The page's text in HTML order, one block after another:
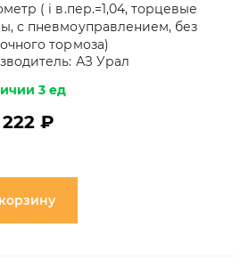
( i в.пер.=1,04, торцевые
с пневмоуправлением, без
тормоза)
АЗ Урал
3 ед
₽